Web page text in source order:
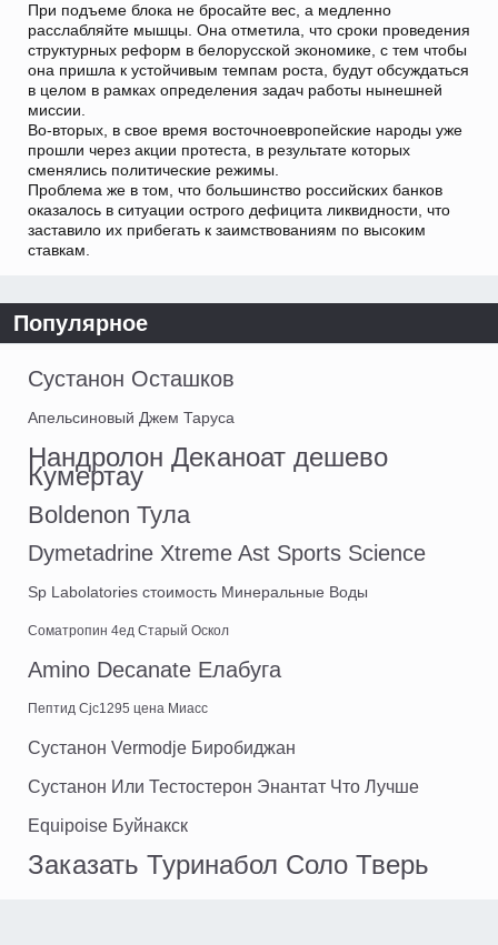
При подъеме блока не бросайте вес, а медленно
расслабляйте мышцы. Она отметила, что сроки проведения
структурных реформ в белорусской экономике, с тем чтобы
она пришла к устойчивым темпам роста, будут обсуждаться
в целом в рамках определения задач работы нынешней
миссии.
Во-вторых, в свое время восточноевропейские народы уже
прошли через акции протеста, в результате которых
сменялись политические режимы.
Проблема же в том, что большинство российских банков
оказалось в ситуации острого дефицита ликвидности, что
заставило их прибегать к заимствованиям по высоким
ставкам.
Популярное
Сустанон Осташков
Апельсиновый Джем Таруса
Нандролон Деканоат дешево
Кумертау
Boldenon Тула
Dymetadrine Xtreme Ast Sports Science
Sp Labolatories стоимость Минеральные Воды
Cоматропин 4ед Старый Оскол
Amino Decanate Елабуга
Пептид Cjc1295 цена Миасс
Сустанон Vermodje Биробиджан
Сустанон Или Тестостерон Энантат Что Лучше
Equipoise Буйнакск
Заказать Туринабол Соло Тверь